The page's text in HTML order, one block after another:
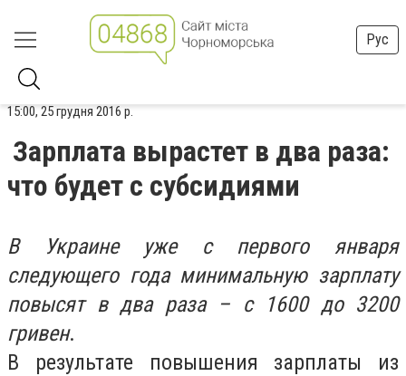
Рус
15:00, 25 грудня 2016 р.
Зарплата вырастет в два раза:
что будет с субсидиями
В Украине уже с первого января
следующего года минимальную зарплату
повысят в два раза – с 1600 до 3200
гривен.
В результате повышения зарплаты из